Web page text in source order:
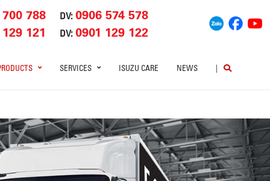
788 DV:0906 574 578
121 DV:0901 129 122
SERVICES ISUZU CARE NEWS |